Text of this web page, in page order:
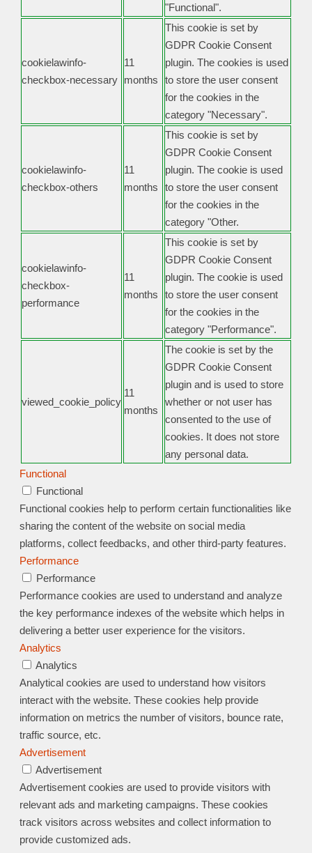
"Functional".
cookielawinfo-
checkbox-necessary
11
months
This cookie is set by
GDPR Cookie Consent
plugin. The cookies is used
to store the user consent
for the cookies in the
category "Necessary".
cookielawinfo-
checkbox-others
11
months
This cookie is set by
GDPR Cookie Consent
plugin. The cookie is used
to store the user consent
for the cookies in the
category "Other.
cookielawinfo-
checkbox-
performance
11
months
This cookie is set by
GDPR Cookie Consent
plugin. The cookie is used
to store the user consent
for the cookies in the
category "Performance".
viewed_cookie_policy
11
months
The cookie is set by the
GDPR Cookie Consent
plugin and is used to store
whether or not user has
consented to the use of
cookies. It does not store
any personal data.
Functional
Functional
Functional cookies help to perform certain functionalities like
sharing the content of the website on social media
platforms, collect feedbacks, and other third-party features.
Performance
Performance
Performance cookies are used to understand and analyze
the key performance indexes of the website which helps in
delivering a better user experience for the visitors.
Analytics
Analytics
Analytical cookies are used to understand how visitors
interact with the website. These cookies help provide
information on metrics the number of visitors, bounce rate,
traffic source, etc.
Advertisement
Advertisement
Advertisement cookies are used to provide visitors with
relevant ads and marketing campaigns. These cookies
track visitors across websites and collect information to
provide customized ads.